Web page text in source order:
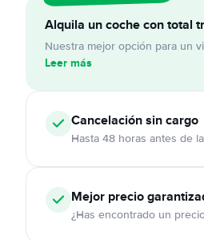
Alquila un coche con total
Nuestra mejor opción para un
Leer más
Cancelaciónsin cargo
Hasta 48 horas antes de
Mejor precio
¿Has encontrado un